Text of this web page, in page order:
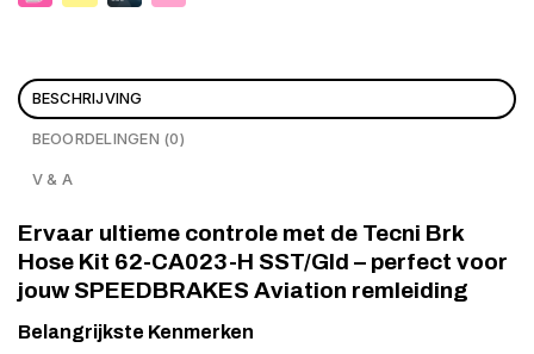
BESCHRIJVING
BEOORDELINGEN (0)
V & A
Ervaar ultieme controle met de Tecni Brk
Hose Kit 62-CA023-H SST/Gld – perfect voor
jouw SPEEDBRAKES Aviation remleiding
Belangrijkste Kenmerken